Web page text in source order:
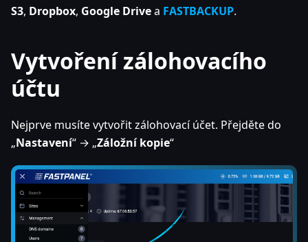
S3, Dropbox, Google Drivea FASTBACKUP.
Vytvoření zálohovacího
účtu
Nejprve musíte vytvořit zálohovací účet. Přejděte do
„Nastavení“ → „Záložní kopie“